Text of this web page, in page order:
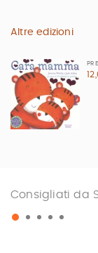
Altre edizioni
Consigliati da